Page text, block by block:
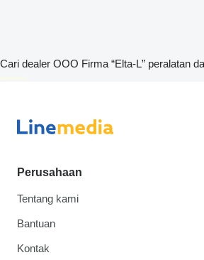
Cari dealer OOO Firma “Elta-L” peralatan
disallow-in-dsa
Perusahaan
Tentang kami
Bantuan
Kontak